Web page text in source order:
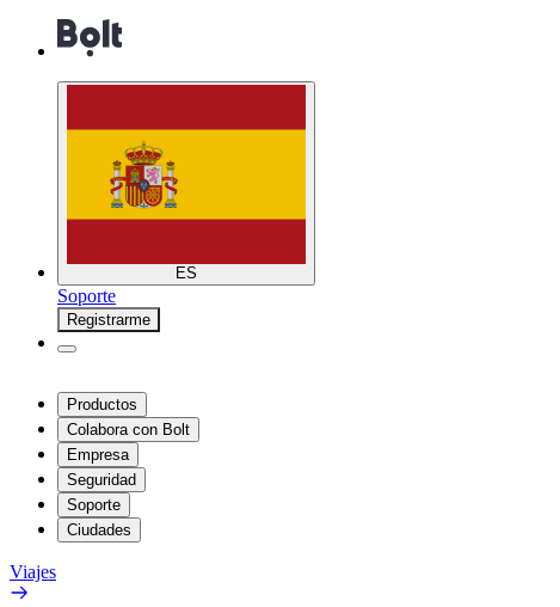
ES
Soporte
Registrarme
Productos
Colabora con Bolt
Empresa
Seguridad
Soporte
Ciudades
Viajes